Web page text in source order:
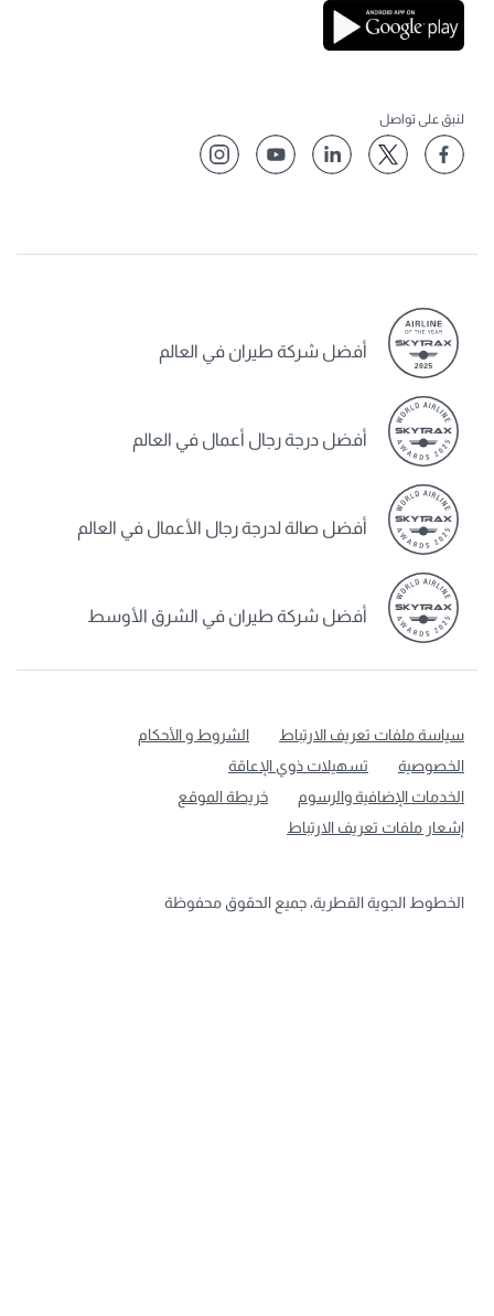
لنبق على تواصل
أفضل شركة طيران في العالم
أفضل درجة رجال أعمال في العالم
أفضل صالة لدرجة رجال الأعمال في العالم
أفضل شركة طيران في الشرق الأوسط
سياسة ملفات تعريف الارتباط
الشروط و الأحكام
الخصوصية
تسهيلات ذوي الإعاقة
الخدمات الإضافية والرسوم
خريطة الموقع
إشعار ملفات تعريف الارتباط
الخطوط الجوية القطرية، جميع الحقوق محفوظة